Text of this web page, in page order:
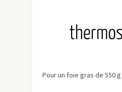
Pour un foie gras de 550